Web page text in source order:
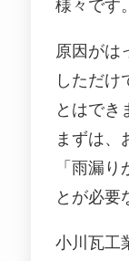
様々です。
原因がは
しただけ
とはでき
まずは、
「雨漏
とが必要
小川瓦工